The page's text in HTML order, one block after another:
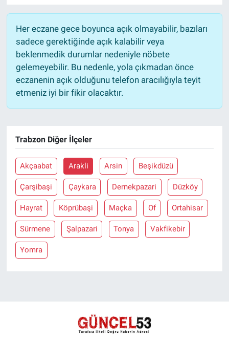
Her eczane gece boyunca açık olmayabilir, bazıları
sadece gerektiğinde açık kalabilir veya
beklenmedik durumlar nedeniyle nöbete
gelemeyebilir. Bu nedenle, yola çıkmadan önce
eczanenin açık olduğunu telefon aracılığıyla teyit
etmeniz iyi bir fikir olacaktır.
Trabzon Diğer İlçeler
Akçaabat Arakli Arsin Beşikdüzü
Çarşibaşi Çaykara Dernekpazari Düzköy
Hayrat Köprübaşi Maçka Of Ortahisar
Sürmene Şalpazari Tonya Vakfikebir
Yomra